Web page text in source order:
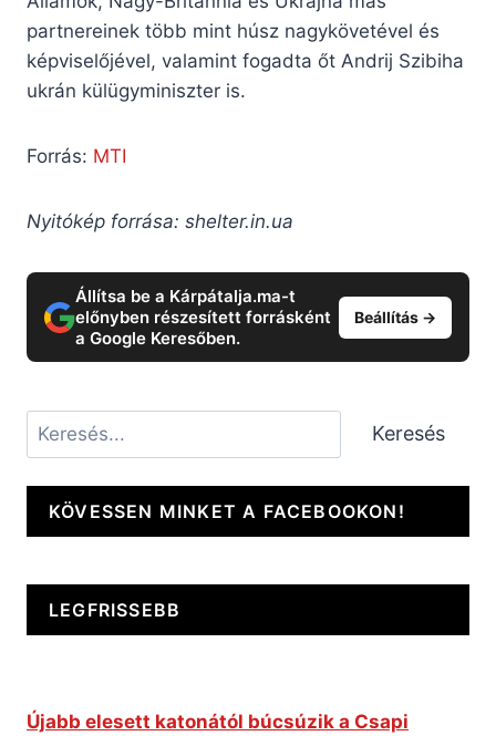
partnereinek több mint húsz nagykövetével és
képviselőjével, valamint fogadta őt Andrij Szibiha
ukrán külügyminiszter is.
Forrás: MTI
Nyitókép forrása: shelter.in.ua
Állítsa be a Kárpátalja.ma-t
előnyben részesített forrásként
a Google Keresőben.
Beállítás →
Keresés Keresés
KÖVESSEN MINKET A FACEBOOKON!
LEGFRISSEBB
Újabb elesett katonától búcsúzik a Csapi